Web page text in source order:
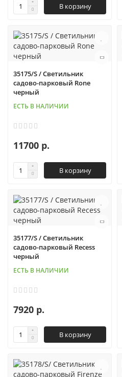
В корзину
35175/S / Светильник
садово-парковый Rone
черный
ЕСТЬ В НАЛИЧИИ
11700 р.
В корзину
35177/S / Светильник
садово-парковый Recess
черный
ЕСТЬ В НАЛИЧИИ
7920 р.
В корзину